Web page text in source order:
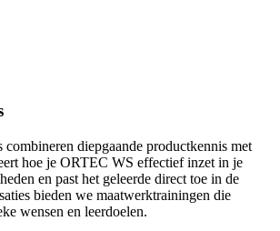
combineren diepgaande productkennis met
hoe je ORTEC WS effectief inzet in je
en past het geleerde direct toe in de
bieden we maatwerktrainingen die
wensen en leerdoelen.